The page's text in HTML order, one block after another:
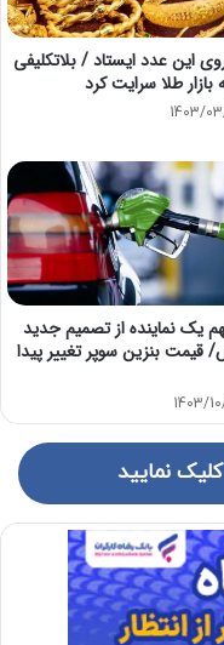
این عدد ایستاد / بلاتکلیفی
بازار طلا سرایت کرد
1403/
یک نماینده از تصمیم جدید
بنزین سوپر تغییر پیدا
1403/
نمایید